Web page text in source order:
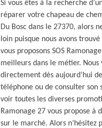
Si vous êtes à la recherche
réparer votre chapeau de
Du Bosc dans le 27370, alors
loin puisque nous avons
vous proposons SOS
meilleurs dans le métier. Nous
directement dès aujourd’hui
téléphone ou de consulter son
voir toutes les diverses
Ramonage 27 vous propose à
sur le marché. Alors n’hésitez